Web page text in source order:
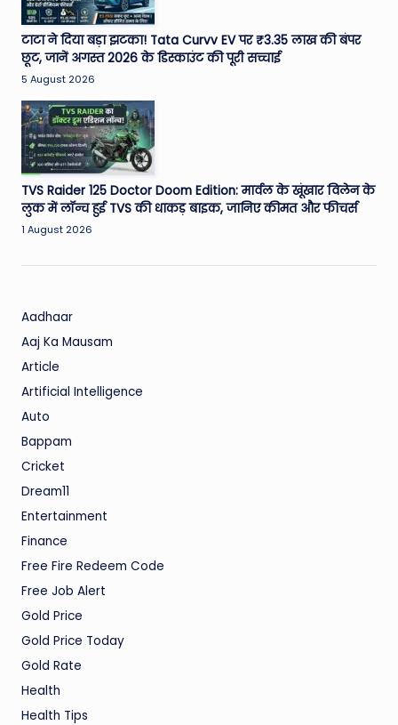
टाटा ने दिया बड़ा झटका! Tata Curvv EV पर ₹3.35 लाख की बंपर
छूट, जानें अगस्त 2026 के डिस्काउंट की पूरी सच्चाई
5 August 2026
TVS Raider 125 Doctor Doom Edition: मार्वल के खूंखार विलेन के
लुक में लॉन्च हुई TVS की धाकड़ बाइक, जानिए कीमत और फीचर्स
1 August 2026
Aadhaar
Aaj Ka Mausam
Article
Artificial Intelligence
Auto
Bappam
Cricket
Dream11
Entertainment
Finance
Free Fire Redeem Code
Free Job Alert
Gold Price
Gold Price Today
Gold Rate
Health
Health Tips